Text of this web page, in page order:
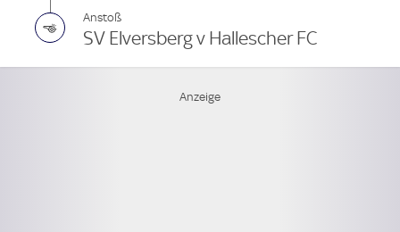
Anstoß
SV Elversberg v Hallescher FC